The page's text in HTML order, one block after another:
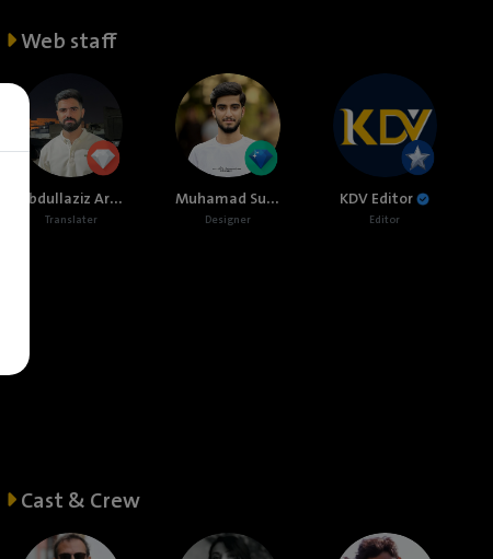
Web staff
Abdullaziz Ardalan
Translater
Muhamad Sulaiman
Designer
KDV Editor
Editor
Cast & Crew